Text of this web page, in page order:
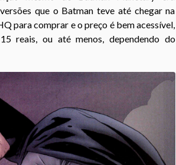
que o Batman teve até chegar na
para comprar e o preço é bem acessível,
reais, ou até menos, dependendo do